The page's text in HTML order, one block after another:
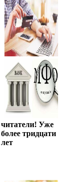
читатели! Уже
более тридцати
лет